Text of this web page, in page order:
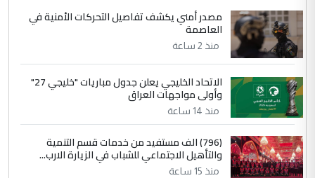
مصدر أمني يكشف تفاصيل التحركات الأمنية في
العاصمة
منذ 2 ساعة
الاتحاد الخليجي يعلن جدول مباريات "خليجي 27"
وأولى مواجهات العراق
منذ 14 ساعة
(796) الف مستفيد من خدمات قسم التنمية
والتأهيل الاجتماعي للشباب في الزيارة الارب...
منذ 15 ساعة